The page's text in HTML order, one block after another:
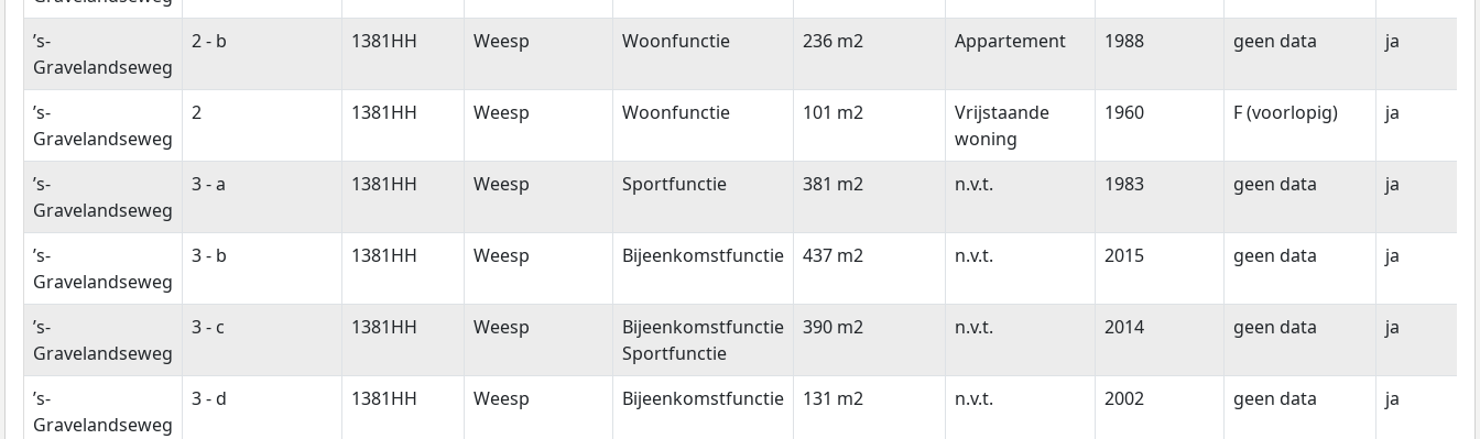
’s-
Gravelandseweg
2 - b 1381HH Weesp Woonfunctie 236 m2 Appartement 1988 geen data ja
’s-
Gravelandseweg
2 1381HH Weesp Woonfunctie 101 m2
Vrijstaande
woning
1960 F (voorlopig) ja
’s-
Gravelandseweg
3 - a 1381HH Weesp Sportfunctie 381 m2 n.v.t. 1983 geen data ja
’s-
Gravelandseweg
3 - b 1381HH Weesp Bijeenkomstfunctie 437 m2 n.v.t. 2015 geen data ja
’s-
Gravelandseweg
3 - c 1381HH Weesp
Bijeenkomstfunctie
Sportfunctie
390 m2 n.v.t. 2014 geen data ja
’s-
Gravelandseweg
3 - d 1381HH Weesp Bijeenkomstfunctie 131 m2 n.v.t. 2002 geen data ja